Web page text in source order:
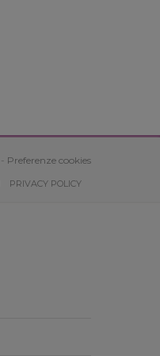
- Preferenze cookies
PRIVACY POLICY